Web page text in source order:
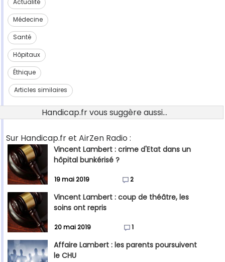
Actualité
Médecine
Santé
Hôpitaux
Éthique
Articles similaires
Handicap.fr vous suggère aussi...
Sur Handicap.fr et AirZen Radio :
Vincent Lambert : crime d'Etat dans un
hôpital bunkérisé ?
19 mai 2019 2
Vincent Lambert : coup de théâtre, les
soins ont repris
20 mai 2019 1
Affaire Lambert : les parents poursuivent
le CHU